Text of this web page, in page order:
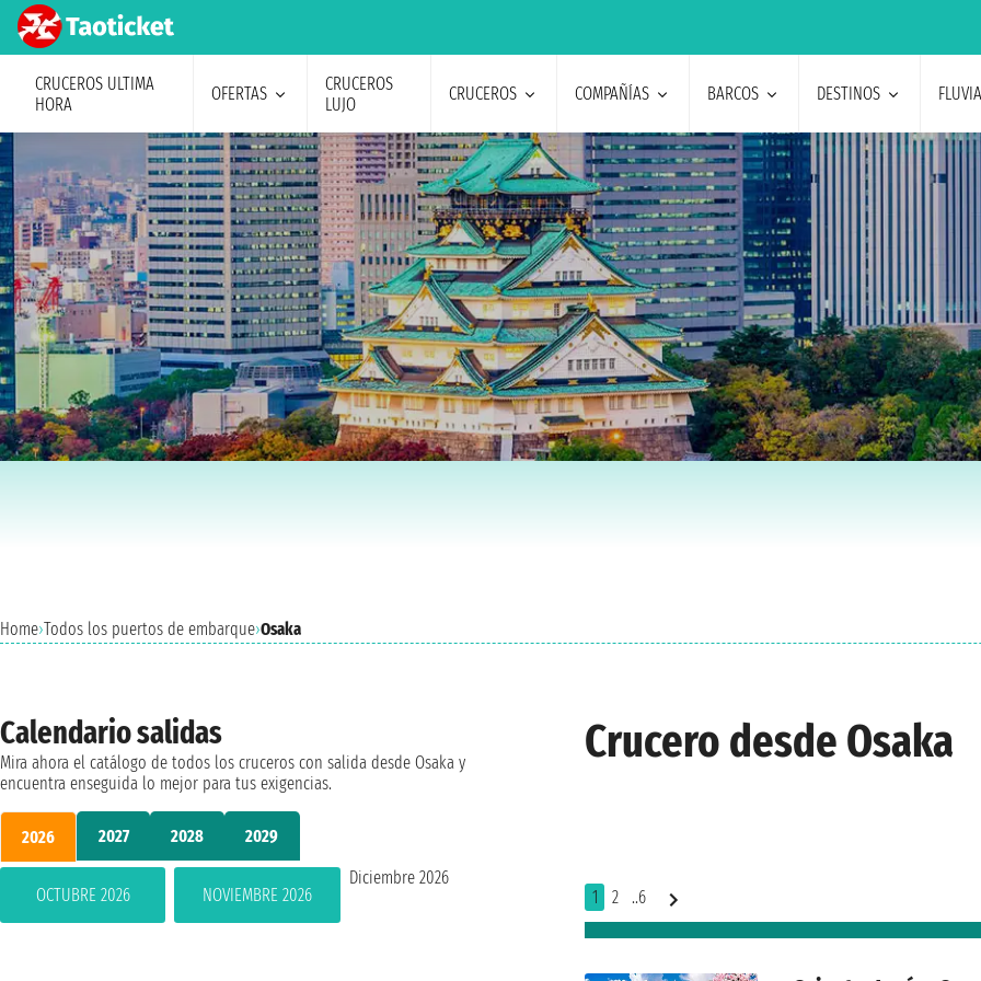
CRUCEROS ULTIMA
HORA
OFERTAS
CRUCEROS
LUJO
CRUCEROS COMPAÑÍAS BARCOS DESTINOS
Home›Todos los puertos de embarque›Osaka
Crucero desde Osaka
1 2 ..6
Calendario salidas
Mira ahora el catálogo de todos los cruceros con salida desde Osaka y
encuentra enseguida lo mejor para tus exigencias.
2026 2027 2028 2029
OCTUBRE 2026 NOVIEMBRE 2026
Diciembre 2026